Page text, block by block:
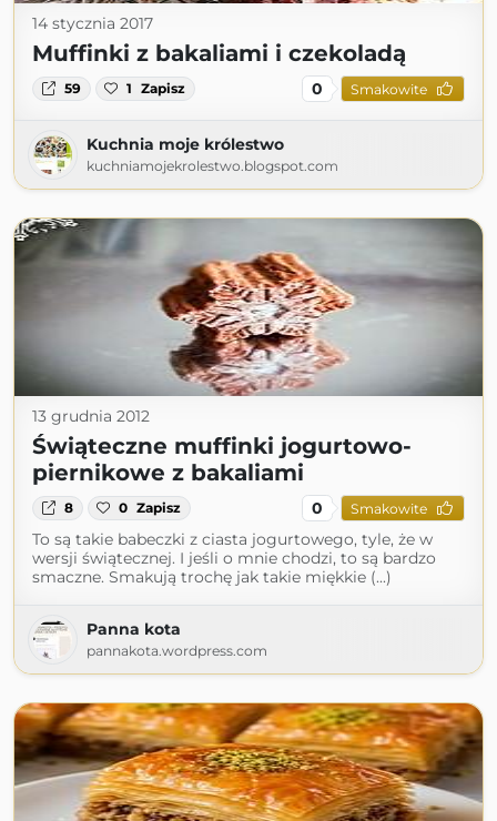
14 stycznia 2017
Muffinki z bakaliami i czekoladą
59 1 Zapisz 0 Smakowite
Kuchnia moje królestwo
kuchniamojekrolestwo.blogspot.com
13 grudnia 2012
Świąteczne muffinki jogurtowo-
piernikowe z bakaliami
8 0 Zapisz 0 Smakowite
To są takie babeczki z ciasta jogurtowego, tyle, że w
wersji świątecznej. I jeśli o mnie chodzi, to są bardzo
smaczne. Smakują trochę jak takie miękkie (...)
Panna kota
pannakota.wordpress.com